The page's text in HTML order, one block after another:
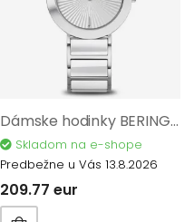
Dámske hodinky BERING Ceramic 11435-753
Skladom na e-shope
Predbežne u Vás 13.8.2026
209.77 eur